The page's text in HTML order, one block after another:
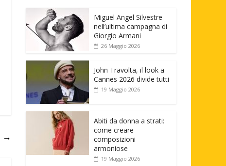
→
Miguel Angel Silvestre
nell’ultima campagna di
Giorgio Armani
26 Maggio 2026
John Travolta, il look a
Cannes 2026 divide tutti
19 Maggio 2026
Abiti da donna a strati:
come creare
composizioni
armoniose
19 Maggio 2026